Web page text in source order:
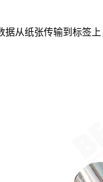
据从纸张传输到标签